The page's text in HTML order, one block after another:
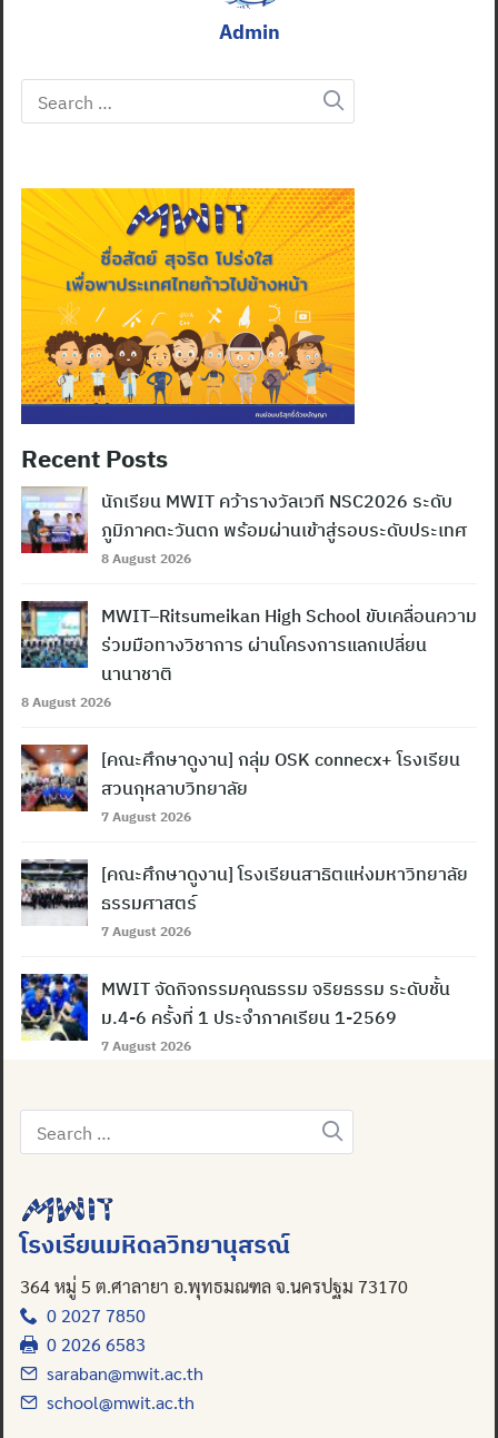
Search
Admin
Search
for:
Recent Posts
นักเรียน MWIT คว้ารางวัลเวที NSC2026 ระดับ
ภูมิภาคตะวันตก พร้อมผ่านเข้าสู่รอบระดับประเทศ
8 August 2026
MWIT–Ritsumeikan High School ขับเคลื่อนความ
ร่วมมือทางวิชาการ ผ่านโครงการแลกเปลี่ยน
นานาชาติ
8 August 2026
[คณะศึกษาดูงาน] กลุ่ม OSK connecx+ โรงเรียน
สวนกุหลาบวิทยาลัย
7 August 2026
[คณะศึกษาดูงาน] โรงเรียนสาธิตแห่งมหาวิทยาลัย
ธรรมศาสตร์
7 August 2026
MWIT จัดกิจกรรมคุณธรรม จริยธรรม ระดับชั้น
ม.4-6 ครั้งที่ 1 ประจำภาคเรียน 1-2569
7 August 2026
Search
for:
โรงเรียนมหิดลวิทยานุสรณ์
364 หมู่ 5 ต.ศาลายา อ.พุทธมณฑล จ.นครปฐม 73170
0 2027 7850
0 2026 6583
saraban@mwit.ac.th
school@mwit.ac.th